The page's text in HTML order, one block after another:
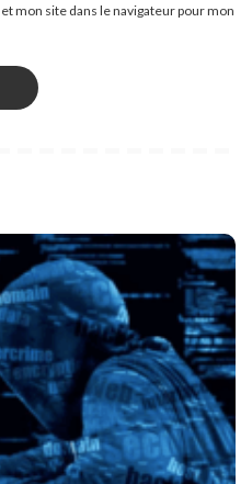
mon site dans le navigateur pour mon